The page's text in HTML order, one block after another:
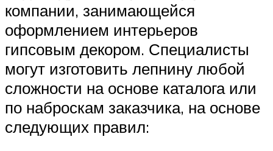
компании, занимающейся
оформлением интерьеров
гипсовым декором. Специалисты
могут изготовить лепнину любой
сложности на основе каталога или
по наброскам заказчика, на основе
следующих правил: